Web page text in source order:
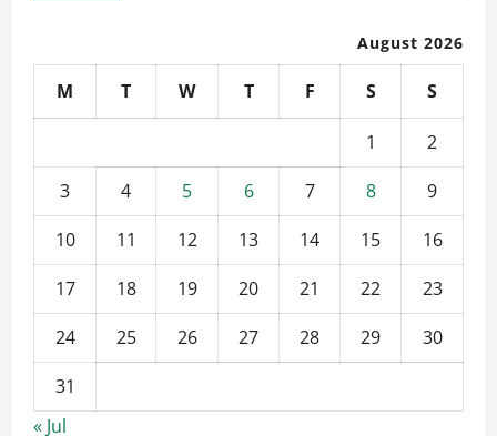
August 2026
M T W T F S S
1
2
3
4 5 6 7 8
9
10
11 12 13 14 15
16
17
18 19 20 21 22
23
24
25 26 27 28 29
30
31
« Jul